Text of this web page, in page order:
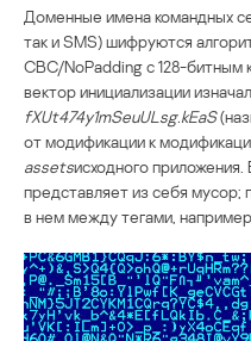
Доменные имена командных
так и SMS) шифруются
CBC/NoPadding с 128-
вектор инициализации
fXUt474y1mSeuULsg.kEaS
от модификации к
assetsисходного
представляет из себя
в нем между тегами, например,